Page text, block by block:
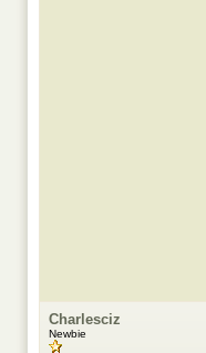
Charlesciz
Newbie